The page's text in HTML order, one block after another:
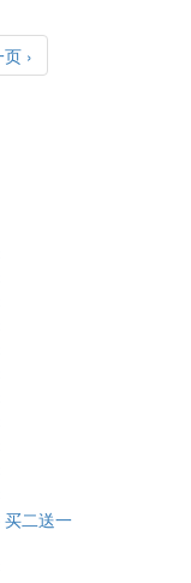
›
二送一